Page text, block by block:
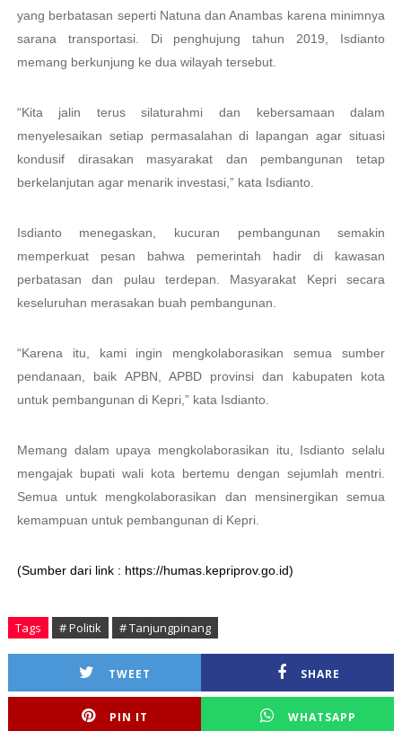
yang berbatasan seperti Natuna dan Anambas karena minimnya
sarana transportasi. Di penghujung tahun 2019, Isdianto
memang berkunjung ke dua wilayah tersebut.
“Kita jalin terus silaturahmi dan kebersamaan dalam
menyelesaikan setiap permasalahan di lapangan agar situasi
kondusif dirasakan masyarakat dan pembangunan tetap
berkelanjutan agar menarik investasi,” kata Isdianto.
Isdianto menegaskan, kucuran pembangunan semakin
memperkuat pesan bahwa pemerintah hadir di kawasan
perbatasan dan pulau terdepan. Masyarakat Kepri secara
keseluruhan merasakan buah pembangunan.
“Karena itu, kami ingin mengkolaborasikan semua sumber
pendanaan, baik APBN, APBD provinsi dan kabupaten kota
untuk pembangunan di Kepri,” kata Isdianto.
Memang dalam upaya mengkolaborasikan itu, Isdianto selalu
mengajak bupati wali kota bertemu dengan sejumlah mentri.
Semua untuk mengkolaborasikan dan mensinergikan semua
kemampuan untuk pembangunan di Kepri.
(Sumber dari link : https://humas.kepriprov.go.id)
Tags # Politik # Tanjungpinang
TWEET SHARE
PIN IT WHATSAPP